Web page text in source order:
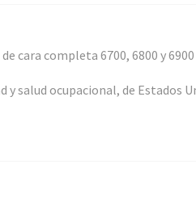
cara completa 6700, 6800 y 6900
salud ocupacional, de Estados